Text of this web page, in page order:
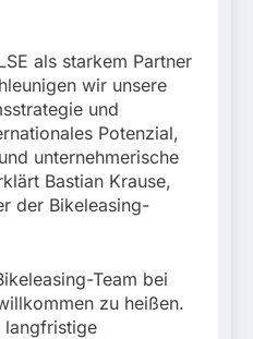
als starkem Partner
wir unsere
und
Potenzial,
unternehmerische
Bastian Krause,
der Bikeleasing-
Team bei
zu heißen.
langfristige